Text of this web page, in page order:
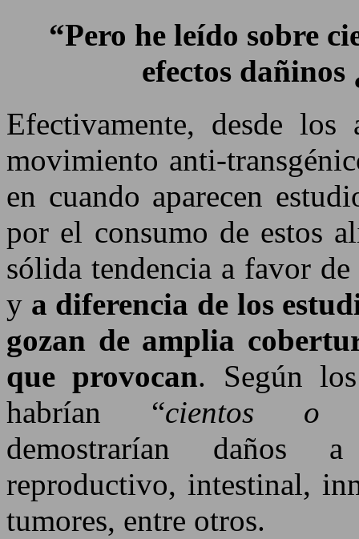
“Pero he leído sobre
efectos dañinos
Efectivamente, desde
movimiento anti-
en cuando aparecen
por el consumo de estos
sólida tendencia a favor
y a diferencia de los
gozan de amplia
que provocan. Según
habrían “cientos o
demostrarían daños
reproductivo, intestinal,
tumores, entre otros.